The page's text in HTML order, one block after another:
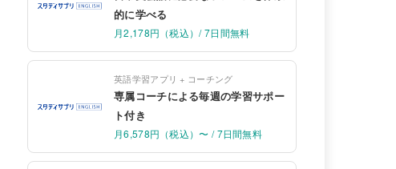
的に学べる
月2,178円（税込）/ 7日間無料
英語学習アプリ + コーチング
専属コーチによる毎週の学習サポー
ト付き
月6,578円（税込）〜 / 7日間無料